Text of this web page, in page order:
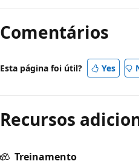
Comentários
Esta página foi útil? Yes
Recursos
Treinamento